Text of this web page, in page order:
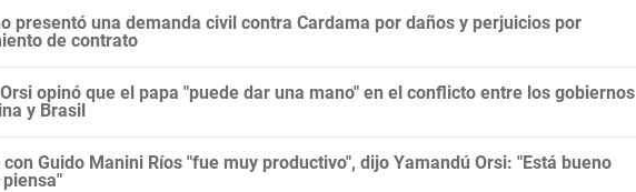
presentó una demanda civil contra Cardama por daños y perjuicios por
de contrato
opinó que el papa "puede dar una mano" en el conflicto entre los gobiernos
y Brasil
con Guido Manini Ríos "fue muy productivo", dijo Yamandú Orsi: "Está bueno